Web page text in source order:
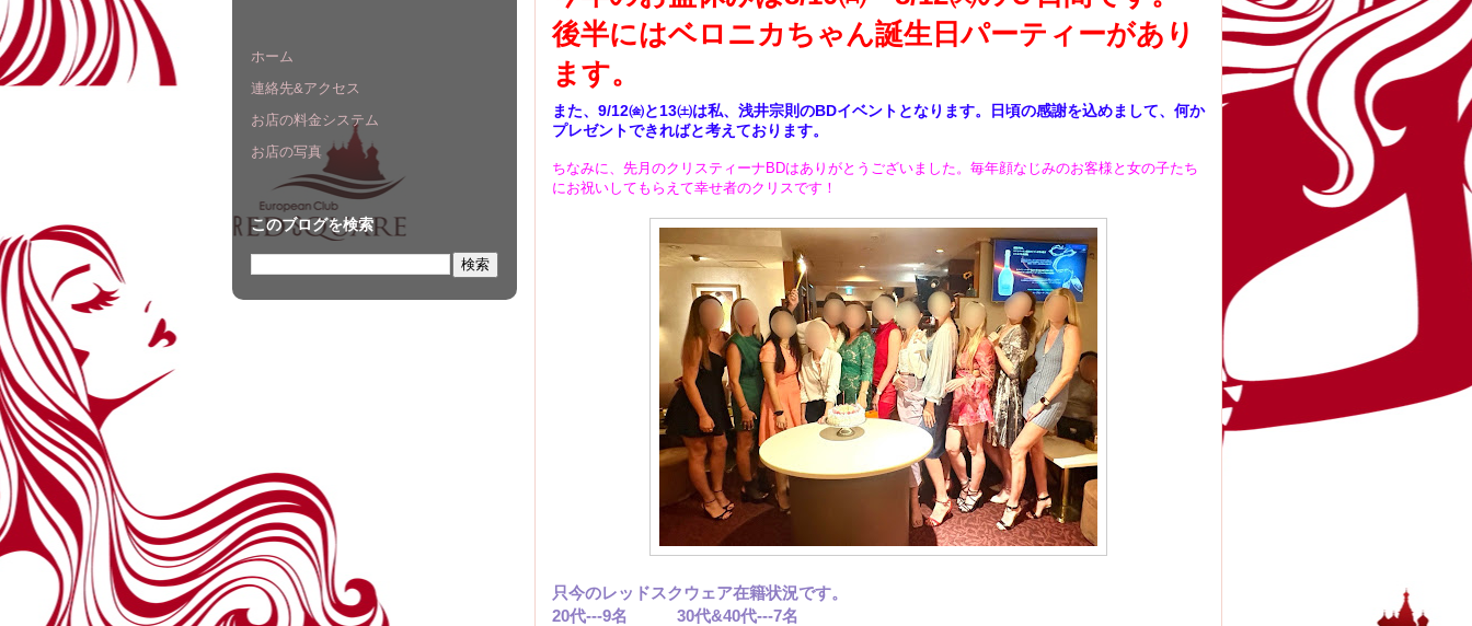
後半にはベロニカちゃん誕生日パーティーがあり
ます。
また、9/12㈮と13㈯は私、浅井宗則のBDイベントとなります。日頃の感謝を込めまして、何か
プレゼントできればと考えております。
ちなみに、先月のクリスティーナBDはありがとうございました。毎年顔なじみのお客様と女の子たち
にお祝いしてもらえて幸せ者のクリスです！
只今のレッドスクウェア在籍状況です。
20代---9名 30代&40代---7名
ホーム
連絡先&アクセス
お店の料金システム
お店の写真
このブログを検索